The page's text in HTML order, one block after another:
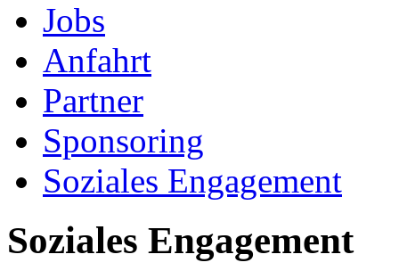
Jobs
Anfahrt
Partner
Sponsoring
Soziales Engagement
Soziales Engagement